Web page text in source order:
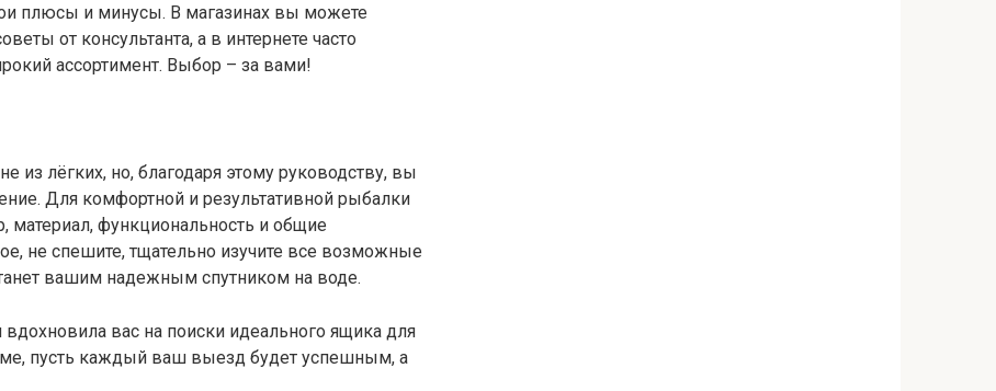
плюсы и минусы. В магазинах вы можете
от консультанта, а в интернете часто
ассортимент. Выбор – за вами!
из лёгких, но, благодаря этому руководству, вы
Для комфортной и результативной рыбалки
функциональность и общие
не спешите, тщательно изучите все возможные
вашим надежным спутником на воде.
вас на поиски идеального ящика для
пусть каждый ваш выезд будет успешным, а